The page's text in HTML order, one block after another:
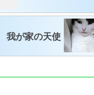
我が家の天使